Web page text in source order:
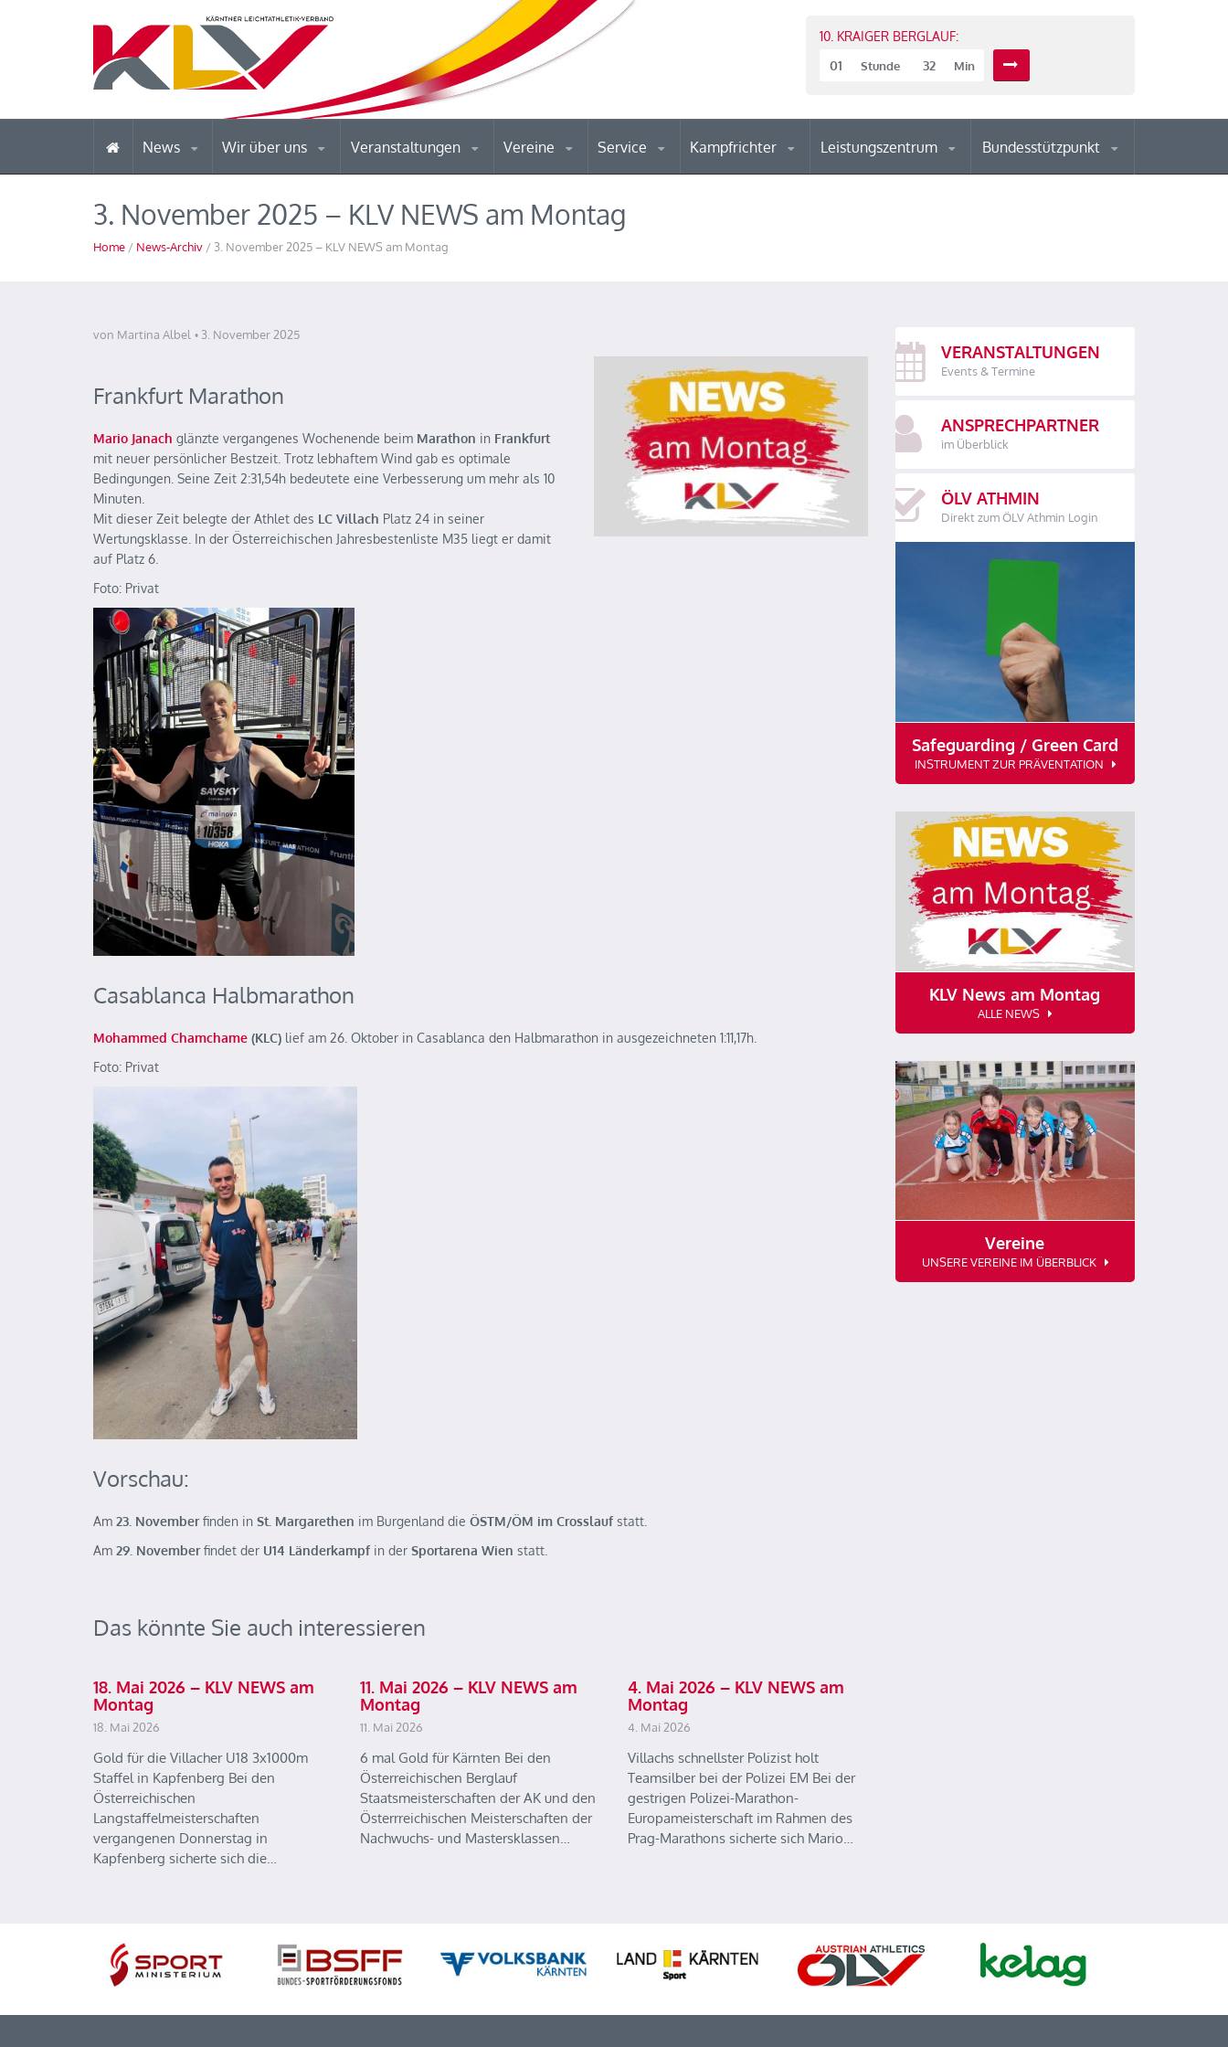
10. KRAIGER BERGLAUF:
01
Stunde 32 Min
News Wir über uns Veranstaltungen Vereine Service Kampfrichter Leistungszentrum Bundesstützpunkt
3. November 2025 – KLV NEWS am Montag
Home / News-Archiv / 3. November 2025 – KLV NEWS am Montag
von Martina Albel 3. November 2025
Frankfurt Marathon
Mario Janach glänzte vergangenes Wochenende beim Marathon in Frankfurt
mit neuer persönlicher Bestzeit. Trotz lebhaftem Wind gab es optimale
Bedingungen. Seine Zeit 2:31,54h bedeutete eine Verbesserung um mehr als 10
Minuten.
Mit dieser Zeit belegte der Athlet des LC Villach Platz 24 in seiner
Wertungsklasse. In der Österreichischen Jahresbestenliste M35 liegt er damit
auf Platz 6.
Foto: Privat
Casablanca Halbmarathon
Mohammed Chamchame (KLC) lief am 26. Oktober in Casablanca den Halbmarathon in ausgezeichneten 1:11,17h.
Foto: Privat
Vorschau:
Am 23. Novemberfinden in St. Margarethen im Burgenland die ÖSTM/ÖM im Crosslaufstatt.
Am 29. Novemberfindet der U14 Länderkampfin der Sportarena Wien statt.
Das könnte Sie auch interessieren
18. Mai 2026 – KLV NEWS am
Montag
18. Mai 2026
Gold für die Villacher U18 3x1000m
Staffel in Kapfenberg Bei den
Österreichischen
Langstaffelmeisterschaften
vergangenen Donnerstag in
Kapfenberg sicherte sich die…
11. Mai 2026 – KLV NEWS am
Montag
11. Mai 2026
6 mal Gold für Kärnten Bei den
Österreichischen Berglauf
Staatsmeisterschaften der AK und den
Österrreichischen Meisterschaften der
Nachwuchs- und Mastersklassen…
4. Mai 2026 – KLV NEWS am
Montag
4. Mai 2026
Villachs schnellster Polizist holt
Teamsilber bei der Polizei EM Bei der
gestrigen Polizei-Marathon-
Europameisterschaft im Rahmen des
Prag-Marathons sicherte sich Mario…
VERANSTALTUNGEN
Events & Termine
ANSPRECHPARTNER
im Überblick
ÖLV ATHMIN
Direkt zum ÖLV Athmin Login
Safeguarding / Green Card
INSTRUMENT ZUR PRÄVENTATION
KLV News am Montag
ALLE NEWS
Vereine
UNSERE VEREINE IM ÜBERBLICK